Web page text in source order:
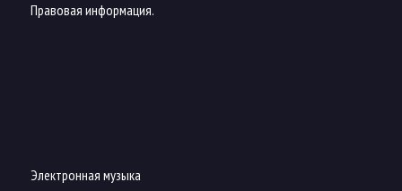
Правовая информация.
Электронная музыка